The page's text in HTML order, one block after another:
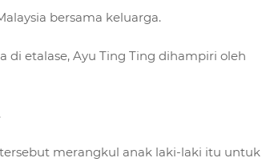
bersama keluarga.
di etalase, Ayu Ting Ting dihampiri oleh
merangkul anak laki-laki itu untuk